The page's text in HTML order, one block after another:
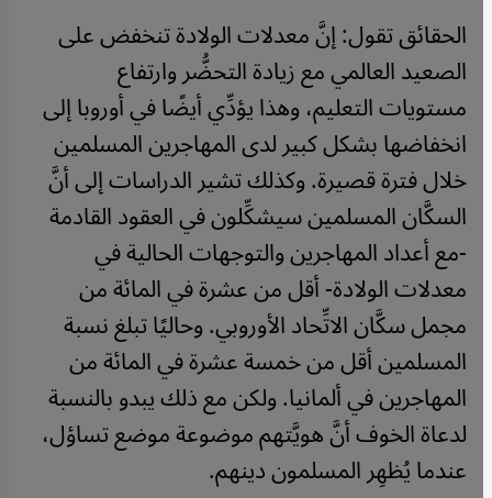
الحقائق تقول: إنَّ معدلات الولادة تنخفض على
الصعيد العالمي مع زيادة التحضُّر وارتفاع
مستويات التعليم، وهذا يؤدِّي أيضًا في أوروبا إلى
انخفاضها بشكل كبير لدى المهاجرين المسلمين
خلال فترة قصيرة. وكذلك تشير الدراسات إلى أنَّ
السكَّان المسلمين سيشكِّلون في العقود القادمة
-مع أعداد المهاجرين والتوجهات الحالية في
معدلات الولادة- أقل من عشرة في المائة من
مجمل سكَّان الاتِّحاد الأوروبي. وحاليًا تبلغ نسبة
المسلمين أقل من خمسة عشرة في المائة من
المهاجرين في ألمانيا. ولكن مع ذلك يبدو بالنسبة
لدعاة الخوف أنَّ هويَّتهم موضوعة موضع تساؤل،
عندما يُظهِر المسلمون دينهم.